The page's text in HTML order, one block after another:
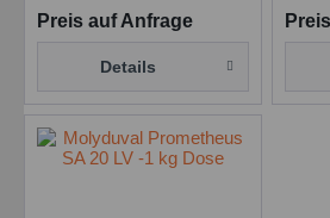
Preis auf Anfrage
Details